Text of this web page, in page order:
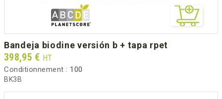
bandeja biodine versión b + tapa rpet
Prix
398,95 € HT
Conditionnement : 100
BK3B